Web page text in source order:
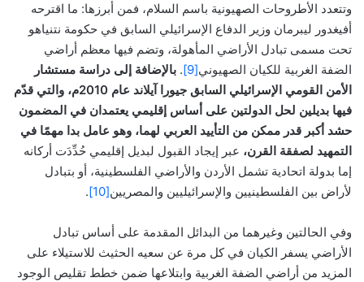
وتتعدد الأطروحات الصهيونية باسم السلام، فمن أبرزها: ما اقترحه
أفيغدور ليبرمان وزير الدفاع الإسرائيلي السابق في حكومة نتنياهو
تحت مسمى تبادل الأراضي المأهولة، وتضم فيها معظم أراضي
الضفة الغربية للكيان الصهيوني[9]
. بالإضافة إلى دراسة مستشار
الأمن القومي الإسرائيلي السابق جيورا آيلاند عام 2010م، والتي قدّم
فيها بديلين لحل الدولتين على أساس إقليمي يعتمدان في المضمون
حشد أكبر قدر ممكن من التأييد العربي لهما، وهو عامل بدا مهمًا في
التمهيد لصفقة القرن، عبر إيجاد القبول لبديل إقليمي حُدِّدَت أركانه
إما بدولة اتحادية تشمل الأردن والأراضي الفلسطينية، أو بتبادل
لأراض بين الفلسطينيين والإسرائيليين والمصريين[10]
.
وفي الحالتين وغيرهما من البدائل المقدمة على أساس تبادل
الأراضي يسفر الكيان في كل مرة عن سعيه الحثيث للاستيلاء على
المزيد من أراضي الضفة الغربية وابتلاعها ضمن خطط تقليص الوجود